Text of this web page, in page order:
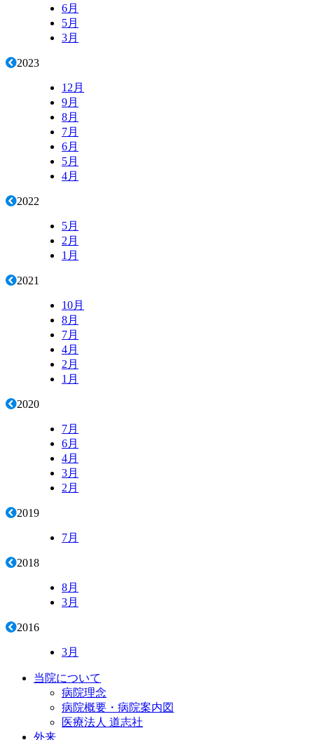
6月
5月
3月
2023
12月
9月
8月
7月
6月
5月
4月
2022
5月
2月
1月
2021
10月
8月
7月
4月
2月
1月
2020
7月
6月
4月
3月
2月
2019
7月
2018
8月
3月
2016
3月
当院について
病院理念
病院概要・病院案内図
医療法人 道志社
外来